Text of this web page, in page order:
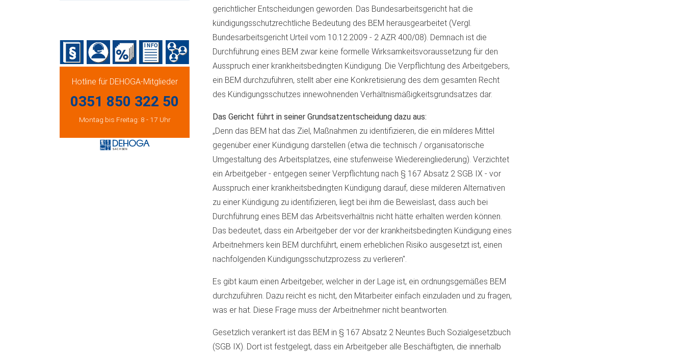
Hotline für DEHOGA-Mitglieder
0351 850 322 50
Montag bis Freitag: 8 - 17 Uhr
gerichtlicher Entscheidungen geworden. Das Bundesarbeitsgericht hat die
kündigungsschutzrechtliche Bedeutung des BEM herausgearbeitet (Vergl.
Bundesarbeitsgericht Urteil vom 10.12.2009 - 2 AZR 400/08). Demnach ist die
Durchführung eines BEM zwar keine formelle Wirksamkeitsvoraussetzung für den
Ausspruch einer krankheitsbedingten Kündigung. Die Verpflichtung des Arbeitgebers,
ein BEM durchzuführen, stellt aber eine Konkretisierung des dem gesamten Recht
des Kündigungsschutzes innewohnenden Verhältnismäßigkeitsgrundsatzes dar.
Das Gericht führt in seiner Grundsatzentscheidung dazu aus:
„Denn das BEM hat das Ziel, Maßnahmen zu identifizieren, die ein milderes Mittel
gegenüber einer Kündigung darstellen (etwa die technisch / organisatorische
Umgestaltung des Arbeitsplatzes, eine stufenweise Wiedereingliederung). Verzichtet
ein Arbeitgeber - entgegen seiner Verpflichtung nach § 167 Absatz 2 SGB IX - vor
Ausspruch einer krankheitsbedingten Kündigung darauf, diese milderen Alternativen
zu einer Kündigung zu identifizieren, liegt bei ihm die Beweislast, dass auch bei
Durchführung eines BEM das Arbeitsverhältnis nicht hätte erhalten werden können.
Das bedeutet, dass ein Arbeitgeber der vor der krankheitsbedingten Kündigung eines
Arbeitnehmers kein BEM durchführt, einem erheblichen Risiko ausgesetzt ist, einen
nachfolgenden Kündigungsschutzprozess zu verlieren".
Es gibt kaum einen Arbeitgeber, welcher in der Lage ist, ein ordnungsgemäßes BEM
durchzuführen. Dazu reicht es nicht, den Mitarbeiter einfach einzuladen und zu fragen,
was er hat. Diese Frage muss der Arbeitnehmer nicht beantworten.
Gesetzlich verankert ist das BEM in § 167 Absatz 2 Neuntes Buch Sozialgesetzbuch
(SGB IX). Dort ist festgelegt, dass ein Arbeitgeber alle Beschäftigten, die innerhalb